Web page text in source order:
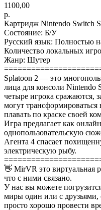
1100,00
р.
Картридж Nintendo Switch
Состояние: Б/У
Русский язык: Полностью
Количество локальных
Жанр: Шутер
Splatoon 2 — это
лица для консоли Nintendo
четыре игрока сражаются,
могут
плавать по краске своей
Игра предлагает как
однопользовательскую
Агента 4 спасает
электрическую рыбу.
👋 MirVR это виртуальная
что с ними связано.
У нас вы можете
миры один или с друзьями,
просто хорошо провести